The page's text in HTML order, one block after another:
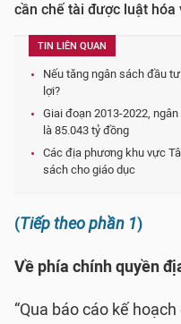
cần chế tài được luật
TIN LIÊN QUAN
Nếu tăng ngân sách đầu
lợi?
Giai đoạn 2013-2022,
là 85.043 tỷ đồng
Các địa phương khu vực
sách cho giáo dục
(Tiếp theo phần 1)
Về phía chính quyền
“Qua báo cáo kế